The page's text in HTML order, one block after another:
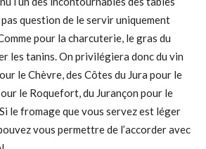
pas question de le servir uniquement
pour la charcuterie, le gras du
les tanins. On privilégiera donc du vin
le Chèvre, des Côtes du Jura pour le
le Roquefort, du Jurançon pour le
le fromage que vous servez est léger
vous permettre de l’accorder avec